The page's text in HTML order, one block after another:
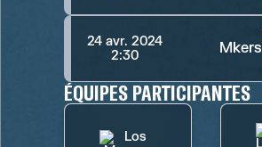
24 avr. 2024
2:30
Mkers
ÉQUIPES PARTICIPANTES